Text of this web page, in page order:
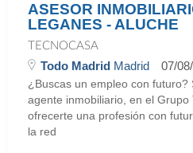
ASESOR
LEGANES - ALUCHE
TECNOCASA
Todo Madrid Madrid 07/
¿Buscas un empleo con futuro?
agente inmobiliario, en el Grupo
ofrecerte una profesión con
la red